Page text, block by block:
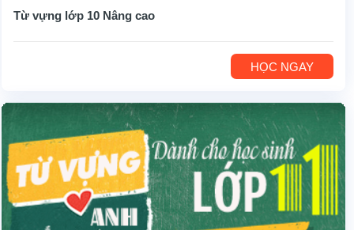
Từ vựng lớp 10 Nâng cao
HỌC NGAY